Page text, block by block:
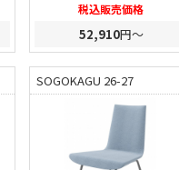
税込販売価格
52,910円～
SOGOKAGU 26-27